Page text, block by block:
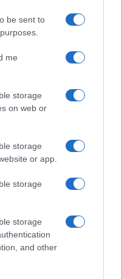
be sent to
me
storage
on web or
storage
or app.
storage
storage
and other